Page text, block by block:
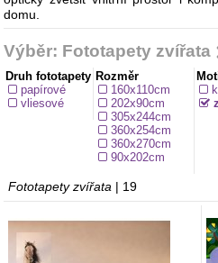
domu.
Výběr: Fototapety zvířata
Druh fototapety
papírové
vliesové
Rozměr
160x110cm
202x90cm
305x244cm
360x254cm
360x270cm
90x202cm
Fototapety zvířata | 19